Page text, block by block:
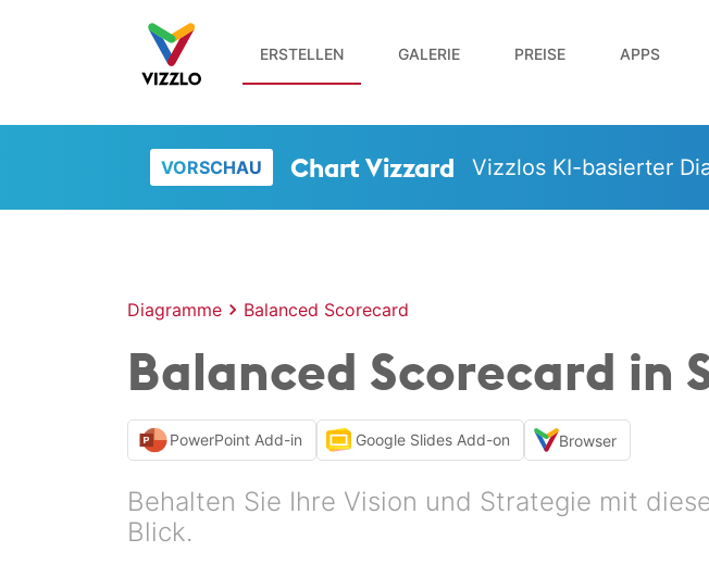
ERSTELLEN GALERIE PREISE APPS
VORSCHAU Chart Vizzard Vizzlos KI-basierter
Diagramme Balanced Scorecard
Balanced Scorecard in
PowerPoint Add-in Google Slides Add-on Browser
Behalten Sie Ihre Vision und Strategie mit
Blick.